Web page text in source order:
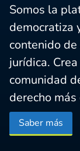
Somos la
democratiza
contenido
jurídica.
comunidad
derecho
Saber más